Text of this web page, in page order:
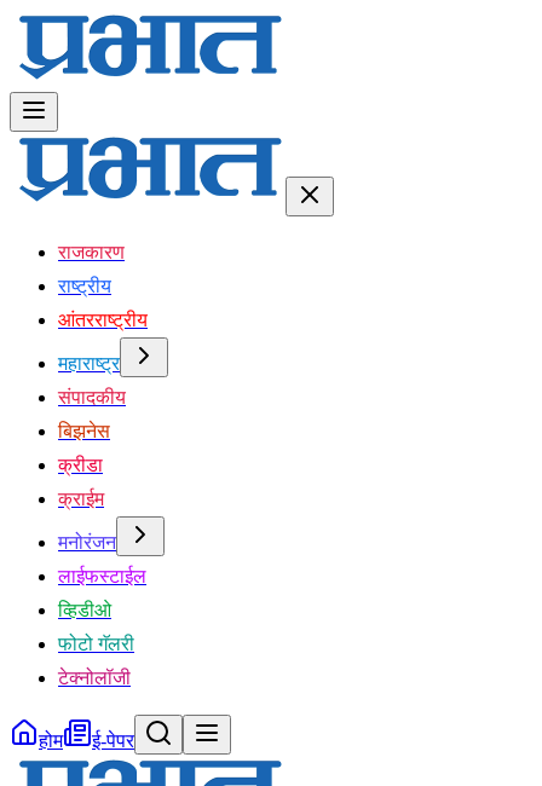
राजकारण
राष्ट्रीय
आंतरराष्ट्रीय
महाराष्ट्र
संपादकीय
बिझनेस
क्रीडा
क्राईम
मनोरंजन
लाईफस्टाईल
व्हिडीओ
फोटो गॅलरी
टेक्नोलॉजी
होम ई-पेपर